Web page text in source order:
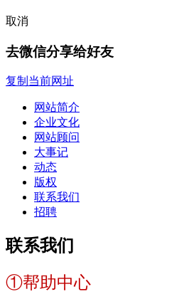
取消
去微信分享给好友
复制当前网址
网站简介
企业文化
网站顾问
大事记
动态
版权
联系我们
招聘
联系我们
①帮助中心